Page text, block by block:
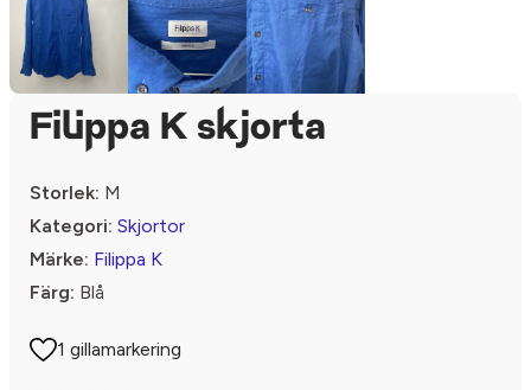
Filippa K skjorta
Storlek: M
Kategori: Skjortor
Märke: Filippa K
Färg: Blå
1 gillamarkering